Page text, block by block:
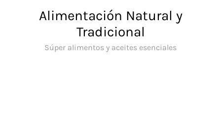
Alimentación Natural y
Tradicional
Súper alimentos y aceites esenciales